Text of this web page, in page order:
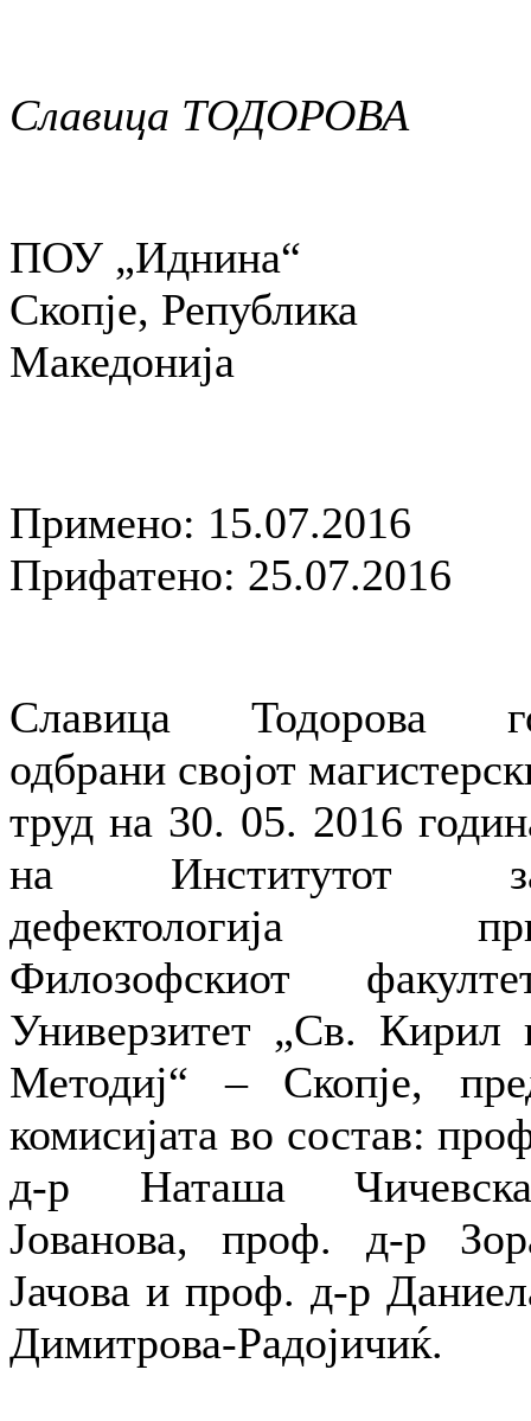
Славица ТОДОРОВА
ПОУ „Иднина“
Скопје, Република
Македонија
Примено: 15.07.2016
Прифатено: 25.07.2016
Славица Тодорова
одбрани својот
труд на 30. 05. 2016
на Институтот
дефектологија
Филозофскиот
Универзитет „Св. Кирил
Методиј“ – Скопје,
комисијата во состав:
д-р Наташа
Јованова, проф. д-р
Јачова и проф. д-р
Димитрова-Радојичиќ.